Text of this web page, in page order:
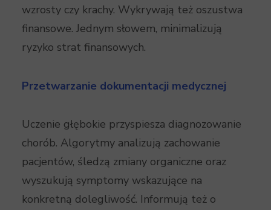
wzrosty czy krachy. Wykrywają też oszustwa
finansowe. Jednym słowem, minimalizują
ryzyko strat finansowych.
Przetwarzanie dokumentacji medycznej
Uczenie głębokie przyspiesza diagnozowanie
chorób. Algorytmy analizują zachowanie
pacjentów, śledzą zmiany organiczne oraz
wyszukują symptomy wskazujące na
konkretną dolegliwość. Informują też o